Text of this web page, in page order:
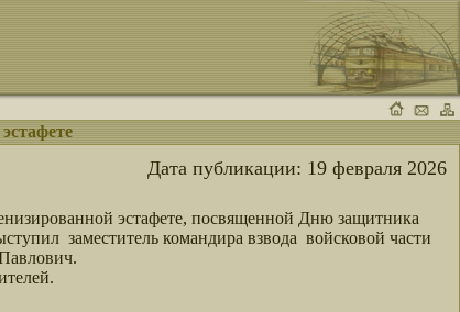
Дата публикации: 19 февраля 2026
эстафете, посвященной Дню защитника
заместитель командира взвода войсковой части